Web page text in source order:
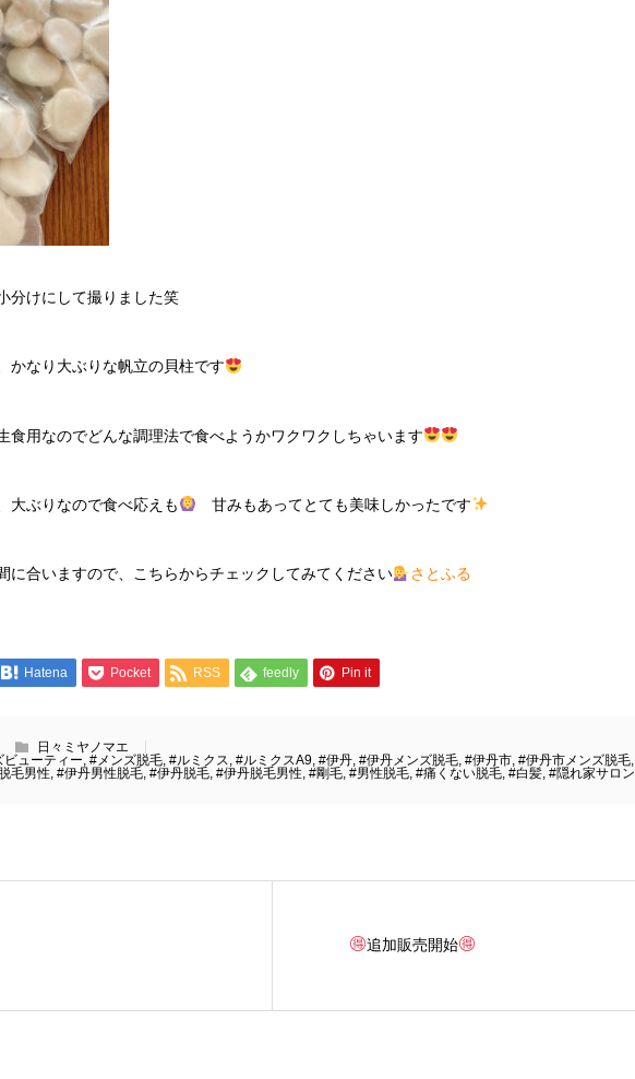
分けにして撮りました笑
かなり大ぶりな帆立の貝柱です
食用なのでどんな調理法で食べようかワクワクしちゃいます
大ぶりなので食べ応えも 甘みもあってとても美味しかったです
に合いますので、こちらからチェックしてみてください さとふる
Hatena Pocket RSS feedly Pin it
日々ミヤノマエ
ューティー #メンズ脱毛 #ルミクス #ルミクスA9 #伊丹 #伊丹メンズ脱毛 #伊丹市 #伊丹市メンズ脱毛
毛男性 #伊丹男性脱毛 #伊丹脱毛 #伊丹脱毛男性 #剛毛 #男性脱毛 #痛くない脱毛 #白髪 #隠れ家サロン
追加販売開始